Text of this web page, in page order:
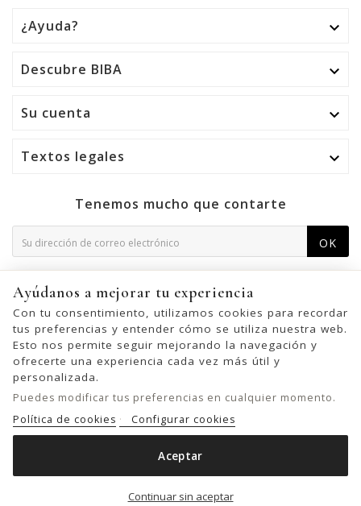

¿Ayuda? 
Descubre BIBA 
Su cuenta 
Textos legales 
Tenemos mucho que contarte
OK
consulte nuestra información de contacto en el aviso legal.
Ayúdanos a mejorar tu experiencia
Con tu consentimiento, utilizamos cookies para recordar
tus preferencias y entender cómo se utiliza nuestra web.
Esto nos permite seguir mejorando la navegación y
ofrecerte una experiencia cada vez más útil y
personalizada.
Puedes modificar tus preferencias en cualquier momento.
Política de cookies
Configurar cookies
Continuar sin aceptar
Aceptar
© 2026 - United Bags Company S.L. - Todos los derechos reservados.
Inscrita en el Registro Mercantil de Barcelona, Tomo 33286, Libro 228637,
Folio 0083, Sección general, Inscripción 1ª